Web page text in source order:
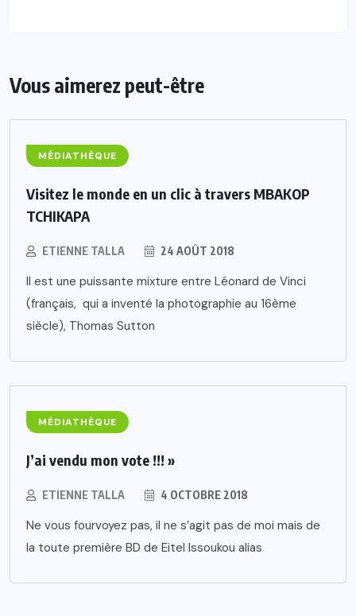
Vous aimerez peut-être
MÉDIATHÈQUE
Visitez le monde en un clic à travers MBAKOP
TCHIKAPA
ETIENNE TALLA 24 AOÛT 2018
Il est une puissante mixture entre Léonard de Vinci
(français, qui a inventé la photographie au 16ème
siècle), Thomas Sutton
MÉDIATHÈQUE
J’ai vendu mon vote !!! »
ETIENNE TALLA 4 OCTOBRE 2018
Ne vous fourvoyez pas, il ne s’agit pas de moi mais de
la toute première BD de Eitel Issoukou alias